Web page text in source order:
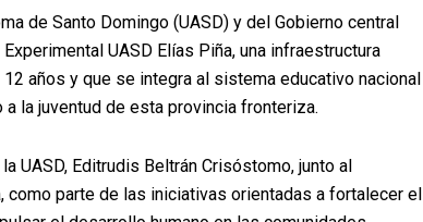
de Santo Domingo (UASD) y del Gobierno central
UASD Elías Piña, una infraestructura
años y que se integra al sistema educativo nacional
la juventud de esta provincia fronteriza.
UASD, Editrudis Beltrán Crisóstomo, junto al
como parte de las iniciativas orientadas a fortalecer el